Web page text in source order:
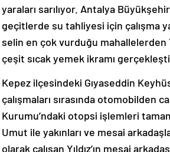
yaraları sarılıyor. Antalya
geçitlerde su tahliyesi için çalışma
selin en çok vurduğu mahallelerden
çeşit sıcak yemek ikramı
Kepez ilçesindeki Gıyaseddin
çalışmaları sırasında otomobilden
Kurumu’ndaki otopsi işlemleri
Umut ile yakınları ve mesai
olarak çalışan Yıldız’ın mesai